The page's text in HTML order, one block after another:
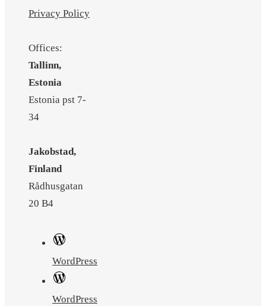
Privacy Policy
Offices:
Tallinn,
Estonia
Estonia pst 7-
34
Jakobstad,
Finland
Rådhusgatan
20 B4
WordPress
WordPress